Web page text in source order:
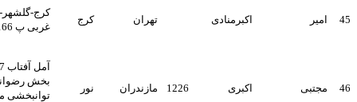
اکبرمنادی تهران کرج
کرج-گلشهر-مهرویلا- رودکی
غربی پ 166 واحد 7
اکبری 1226 مازندران نور
آمل آفتاب 17کوچه علایی
بخش رضوانیه کوچه
توانبخشی مجتمع آریا طبقه